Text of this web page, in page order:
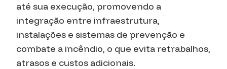
até sua execução, promovendo a
integração entre infraestrutura,
instalações e sistemas de prevenção e
combate a incêndio, o que evita retrabalhos,
atrasos e custos adicionais.